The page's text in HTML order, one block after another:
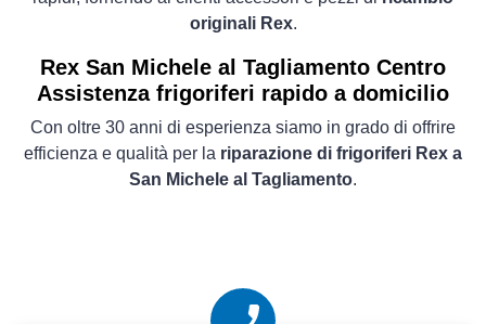
originali Rex.
Rex San Michele al Tagliamento Centro
Assistenza frigoriferi rapido a domicilio
Con oltre 30 anni di esperienza siamo in grado di offrire
efficienza e qualità per la riparazione di frigoriferi Rex a
San Michele al Tagliamento.